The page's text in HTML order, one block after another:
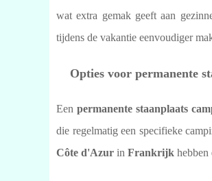
wat extra gemak geeft aan
tijdens de vakantie eenvoudiger
Opties voor permanente
Eenpermanente staanplaats
die regelmatig een specifieke
Côte d'Azur in Frankrijk hebben